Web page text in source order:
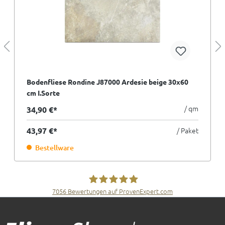
Bodenfliese Rondine J87000 Ardesie beige 30x60
cm I.Sorte
34,90 €* / qm
43,97 €* / Paket
Bestellware
7056 Bewertungen auf ProvenExpert.com